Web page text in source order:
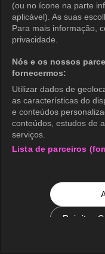
(ou no ícone na parte
aplicável). As suas
Para mais informação,
privacidade.
Nós e os nossos
fornecermos:
Utilizar dados de
as características do
e conteúdos
conteúdos, estudos de
serviços.
Lista de parceiros
Rejeitar